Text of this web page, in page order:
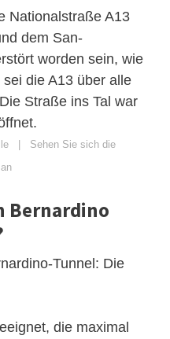
Nationalstraße A13
dem San-
worden sein, wie
die A13 über alle
Straße ins Tal war
| Sehen Sie sich die
Bernardino
Tunnel: Die
die maximal